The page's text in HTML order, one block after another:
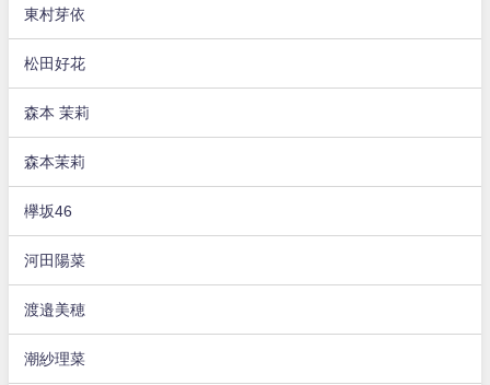
東村芽依
松田好花
森本 茉莉
森本茉莉
欅坂46
河田陽菜
渡邉美穂
潮紗理菜